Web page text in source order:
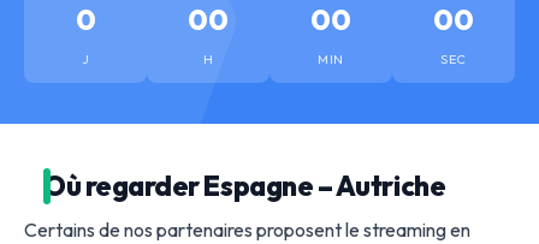
0
J
00
H
00
MIN
00
SEC
Où regarder Espagne – Autriche
Certains de nos partenaires proposent le streaming en